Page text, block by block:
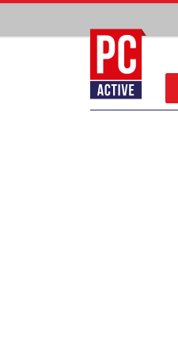
direct
naar
inhoud